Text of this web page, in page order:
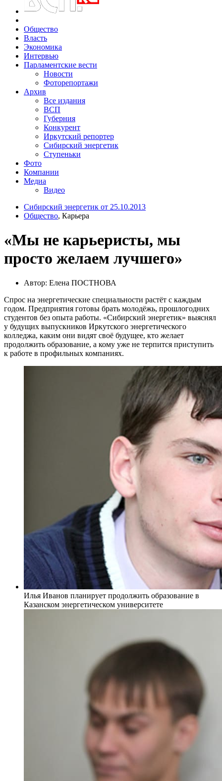
Общество
Власть
Экономика
Интервью
Парламентские вести
Новости
Фоторепортажи
Архив
Все издания
ВСП
Губерния
Конкурент
Иркутский репортер
Сибирский энергетик
Ступеньки
Фото
Компании
Медиа
Видео
Сибирский энергетик от 25.10.2013
Общество, Карьера
«Мы не карьеристы, мы
просто желаем лучшего»
Автор: Елена ПОСТНОВА
Спрос на энергетические специальности растёт с каждым
годом. Предприятия готовы брать молодёжь, прошлогодних
студентов без опыта работы. «Сибирский энергетик» выяснял
у будущих выпускников Иркутского энергетического
колледжа, каким они видят своё будущее, кто желает
продолжить образование, а кому уже не терпится приступить
к работе в профильных компаниях.
Илья Иванов планирует продолжить образование в
Казанском энергетическом университете